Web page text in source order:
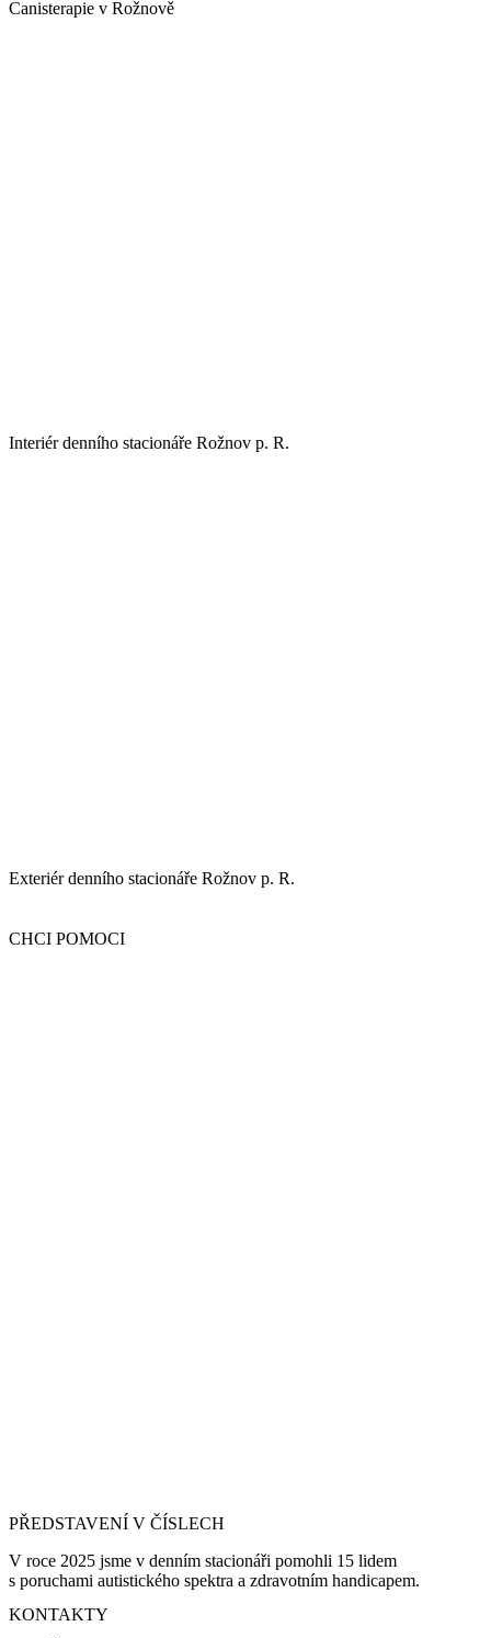
Canisterapie v Rožnově
Interiér denního stacionáře Rožnov p. R.
Exteriér denního stacionáře Rožnov p. R.
CHCI POMOCI
PŘEDSTAVENÍ V ČÍSLECH
V roce 2025 jsme v denním stacionáři pomohli 15 lidem
s poruchami autistického spektra a zdravotním handicapem.
KONTAKTY